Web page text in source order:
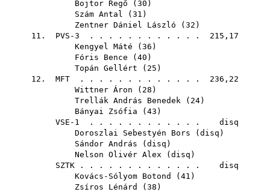
Bojtor Regő ( 30 )
Szám Antal ( 31 )
Zentner Dániel László ( 32 )
11. PVS-3 . . . . . . . . . . . . 215,17
Kengyel Máté ( 36 )
Fóris Bence ( 40 )
Topán Gellért ( 25 )
12. MFT . . . . . . . . . . . . . 236,22
Wittner Áron ( 28 )
Trellák András Benedek ( 24)
Bányai Zsófia ( 43 )
VSE-1 . . . . . . . . . . . . disq
Doroszlai Sebestyén Bors ( disq )
Sándor András ( disq )
Nelson Olivér Alex ( disq )
SZTK . . . . . . . . . . . . . disq
Kovács-Sólyom Botond
( 41 )
Zsíros Lénárd
( 38 )